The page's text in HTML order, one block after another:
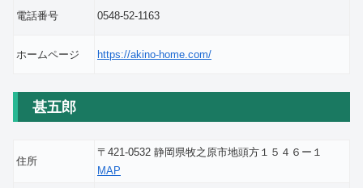
電話番号 0548-52-1163
ホームページ https://akino-home.com/
甚五郎
住所
〒421-0532 静岡県牧之原市地頭方１５４６ー１
MAP